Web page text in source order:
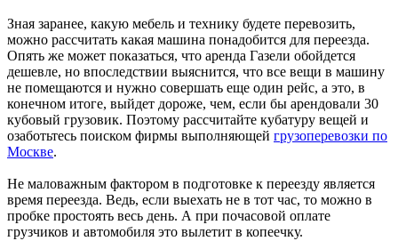
Зная заранее, какую мебель и технику будете перевозить,
можно рассчитать какая машина понадобится для переезда.
Опять же может показаться, что аренда Газели обойдется
дешевле, но впоследствии выяснится, что все вещи в машину
не помещаются и нужно совершать еще один рейс, а это, в
конечном итоге, выйдет дороже, чем, если бы арендовали 30
кубовый грузовик. Поэтому рассчитайте кубатуру вещей и
озаботьтесь поиском фирмы выполняющей грузоперевозки по
Москве.
Не маловажным фактором в подготовке к переезду является
время переезда. Ведь, если выехать не в тот час, то можно в
пробке простоять весь день. А при почасовой оплате
грузчиков и автомобиля это вылетит в копеечку.